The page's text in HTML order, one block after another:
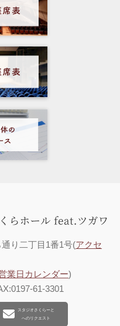
り二丁目1番1号(アクセ
業日カレンダー)
61-3301
スタジオさくらーと
へのリクエスト